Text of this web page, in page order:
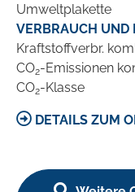
Umweltplakette
VERBRAUCH UND
Kraftstoffverbr.
CO2-Emissionen
CO2-Klasse
DETAILS ZUM